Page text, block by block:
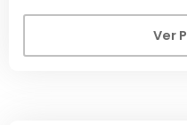
Ver